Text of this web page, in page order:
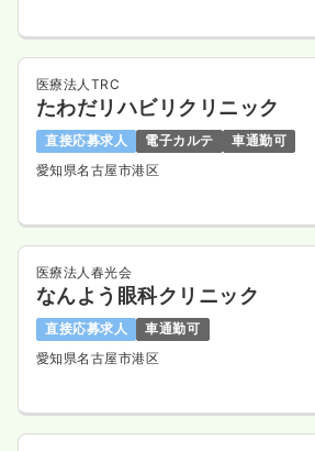
医療法人TRC
たわだリハビリクリニック
直接応募求人 電子カルテ
車通勤可
愛知県名古屋市港区
医療法人春光会
なんよう眼科クリニック
直接応募求人
車通勤可
愛知県名古屋市港区